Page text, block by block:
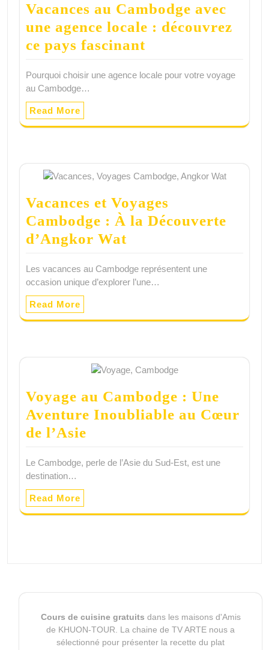
Vacances au Cambodge avec
une agence locale : découvrez
ce pays fascinant
Pourquoi choisir une agence locale pour votre voyage
au Cambodge…
Read More
Vacances et Voyages
Cambodge : À la Découverte
d’Angkor Wat
Les vacances au Cambodge représentent une
occasion unique d’explorer l’une…
Read More
Voyage au Cambodge : Une
Aventure Inoubliable au Cœur
de l’Asie
Le Cambodge, perle de l’Asie du Sud-Est, est une
destination…
Read More
Cours de cuisine gratuits dans les maisons d'Amis
de KHUON-TOUR. La chaine de TV ARTE nous a
sélectionné pour présenter la recette du plat